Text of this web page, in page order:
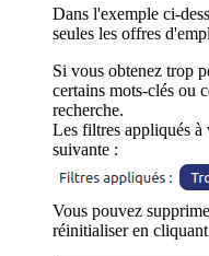
Dans l'exemple ci-
seules les offres
Si vous obtenez trop
certains mots-clés ou
recherche.
Les filtres appliqués à
suivante :
Vous pouvez
réinitialiser en